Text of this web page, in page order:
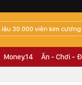
lậu 30.000 viên kim cương
Money.14 Ăn - Chơi -